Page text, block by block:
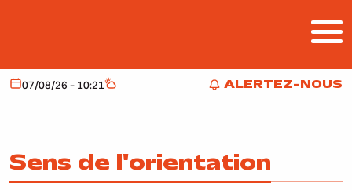
ALERTEZ-NOUS
ALERTEZ-NOUS
Aujourd'hui
07/08/26 - 10:21 Météo
Sens de l'orientation